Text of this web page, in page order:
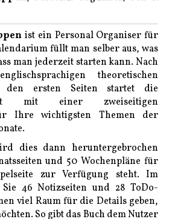
ist ein Personal Organiser für
füllt man selber aus, was
man jederzeit starten kann. Nach
theoretischen
den ersten Seiten startet die
mit einer zweiseitigen
Ihre wichtigsten Themen der
dies dann heruntergebrochen
und 50 Wochenpläne für
zur Verfügung steht. Im
46 Notizseiten und 28 ToDo-
viel Raum für die Details geben,
So gibt das Buch dem Nutzer